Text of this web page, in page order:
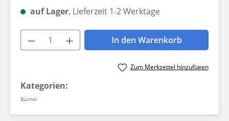
auf Lager, Lieferzeit 1-2 Werktage
Produkt Anzahl: Gib den
In den Warenkorb
Zum Merkzettel hinzufügen
Kategorien:
Bücher